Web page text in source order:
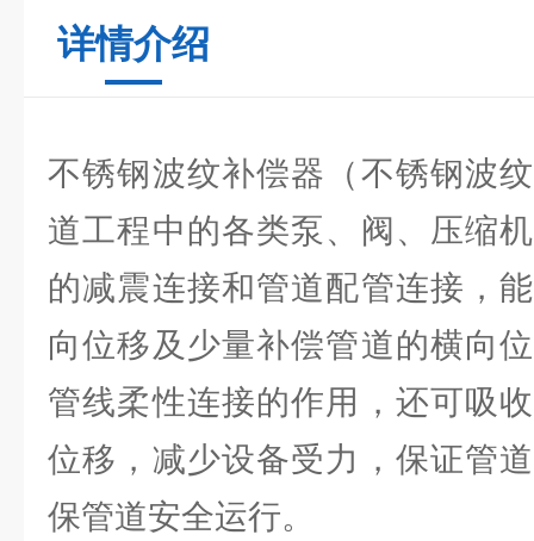
详情介绍
不锈钢波纹补偿器（不锈钢波
道工程中的各类泵、阀、压缩
的减震连接和管道配管连接，
向位移及少量补偿管道的横向
管线柔性连接的作用，还可吸
位移，减少设备受力，保证管
保管道安全运行。